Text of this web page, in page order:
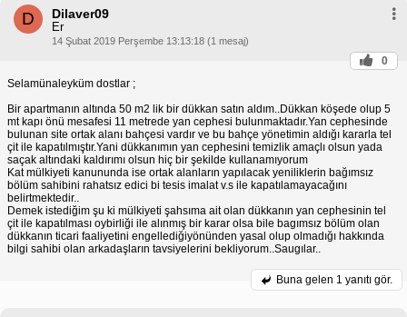
D Dilaver09
Er
14 Şubat 2019 Perşembe 13:13:18 (1 mesaj)
0
Selamünaleyküm dostlar ;
Bir apartmanın altında 50 m2 lik bir dükkan satın aldım..Dükkan köşede olup 5
mt kapı önü mesafesi 11 metrede yan cephesi bulunmaktadır.Yan cephesinde
bulunan site ortak alanı bahçesi vardır ve bu bahçe yönetimin aldığı kararla tel
çit ile kapatılmıştır.Yani dükkanımın yan cephesini temizlik amaçlı olsun yada
saçak altındaki kaldırımı olsun hiç bir şekilde kullanamıyorum
Kat mülkiyeti kanununda ise ortak alanların yapılacak yeniliklerin bağımsız
bölüm sahibini rahatsız edici bi tesis imalat v.s ile kapatılamayacağını
belirtmektedir..
Demek istediğim şu ki mülkiyeti şahsıma ait olan dükkanın yan cephesinin tel
çit ile kapatılması oybirliği ile alınmış bir karar olsa bile bagımsız bölüm olan
dükkanın ticari faaliyetini engellediğiyönünden yasal olup olmadığı hakkında
bilgi sahibi olan arkadaşların tavsiyelerini bekliyorum..Saugılar..
Buna gelen 1 yanıtı gör.